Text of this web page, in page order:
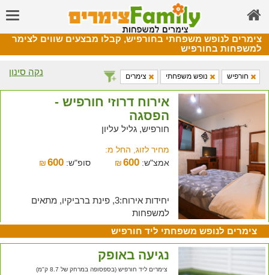
צימרים לנופש משפחתי בחורפיש, קבלו מבצעים שווים לצימר
למשפחות בחורפיש
נקה סינון חורפיש נופש משפחתי צימרים
אירוח דרוזי חורפיש -
הפסגה
חורפיש, גליל עליון
מחיר לזוג, החל מ:
אמצ"ש:
₪600 סופ"ש: ₪ 600
יחידות אירוח:3, פינת ברביקיו, מתאים
למשפחות
צימרים לנופש משפחתי ליד חורפיש
נגיעה באופק
צימרים ליד חורפיש (בספסופה במרחק של 8.7 ק"מ)